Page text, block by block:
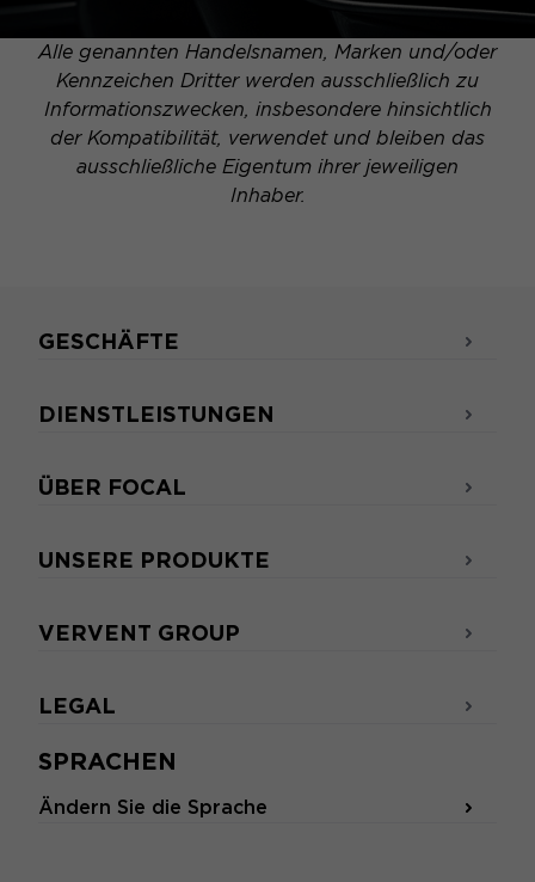
Alle genannten Handelsnamen, Marken und/oder
Kennzeichen Dritter werden ausschließlich zu
Informationszwecken, insbesondere hinsichtlich
der Kompatibilität, verwendet und bleiben das
ausschließliche Eigentum ihrer jeweiligen
Inhaber.
SPRACHEN
Ändern Sie die Sprache
GESCHÄFTE
DIENSTLEISTUNGEN
ÜBER FOCAL
UNSERE PRODUKTE
VERVENT GROUP
LEGAL